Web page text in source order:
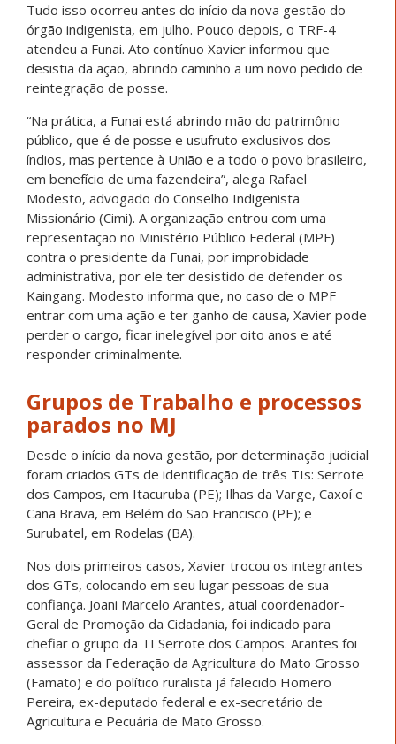
Tudo isso ocorreu antes do início da nova gestão do
órgão indigenista, em julho. Pouco depois, o TRF-4
atendeu a Funai. Ato contínuo Xavier informou que
desistia da ação, abrindo caminho a um novo pedido de
reintegração de posse.
“Na prática, a Funai está abrindo mão do patrimônio
público, que é de posse e usufruto exclusivos dos
índios, mas pertence à União e a todo o povo brasileiro,
em benefício de uma fazendeira”, alega Rafael
Modesto, advogado do Conselho Indigenista
Missionário (Cimi). A organização entrou com uma
representação no Ministério Público Federal (MPF)
contra o presidente da Funai, por improbidade
administrativa, por ele ter desistido de defender os
Kaingang. Modesto informa que, no caso de o MPF
entrar com uma ação e ter ganho de causa, Xavier pode
perder o cargo, ficar inelegível por oito anos e até
responder criminalmente.
Grupos de Trabalho e processos
parados no MJ
Desde o início da nova gestão, por determinação judicial
foram criados GTs de identificação de três TIs: Serrote
dos Campos, em Itacuruba (PE); Ilhas da Varge, Caxoí e
Cana Brava, em Belém do São Francisco (PE); e
Surubatel, em Rodelas (BA).
Nos dois primeiros casos, Xavier trocou os integrantes
dos GTs, colocando em seu lugar pessoas de sua
confiança. Joani Marcelo Arantes, atual coordenador-
Geral de Promoção da Cidadania, foi indicado para
chefiar o grupo da TI Serrote dos Campos. Arantes foi
assessor da Federação da Agricultura do Mato Grosso
(Famato) e do político ruralista já falecido Homero
Pereira, ex-deputado federal e ex-secretário de
Agricultura e Pecuária de Mato Grosso.